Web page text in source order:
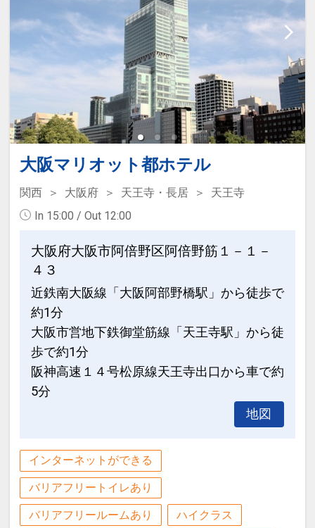
意（14：00～24：00）
■館内設備：・電子レンジ・自動販売
機・コインランドリー
■周辺施設：コンビニまで徒歩1分・スー
パーまで徒歩5分
【アクセス情報】
・地下街「泉の広場」M14から徒歩約3
分
線梅田駅から徒歩約10分
用）
・ユニバーサルシティ駅まで約20分
・海遊館まで約40分
・道頓堀まで約15分
・通天閣まで約25分
・大阪城まで約15分
設定期間：2021年12月21日～2027年6
インターネットコース番号：DP-2-
200000003729
大阪マリオット都ホテル
関西 大阪府 天王寺・長居
天王寺
In 15:00 / Out 12:00
大阪府大阪市阿倍野区阿倍野筋１－１－
４３
近鉄南大阪線「大阪阿部野橋駅」から徒歩で
約1分
大阪市営地下鉄御堂筋線「天王寺駅」から徒
歩で約1分
阪神高速１４号松原線天王寺出口から車で約
5分
地図
インターネットができる
バリアフリートイレあり
バリアフリールームあり ハイクラス